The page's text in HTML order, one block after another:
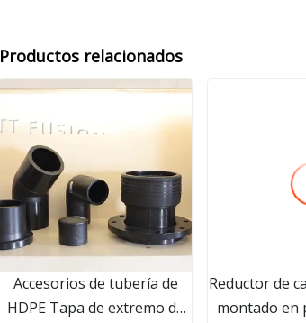
Productos relacionados
Accesorios de tubería de
HDPE Tapa de extremo de
Reductor de
montado en